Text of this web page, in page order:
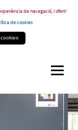
de navegació, i oferir
de cookies